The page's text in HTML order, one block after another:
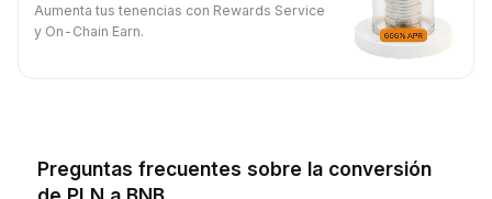
Aumenta tus tenencias con Rewards Service
y On-Chain Earn.
Preguntas frecuentes sobre la conversión